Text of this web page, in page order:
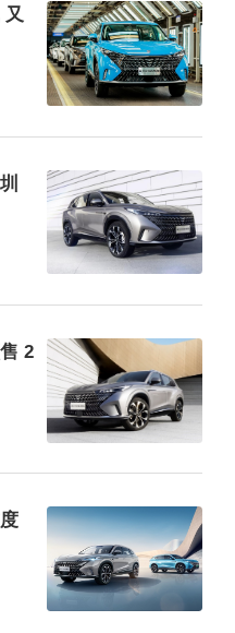
基本功。全新第三
被动安全配置，贴心
准等业界最严苛的
偏置碰撞优秀标准设
式车身，整车高强度
安全守护”，为你的
又
2